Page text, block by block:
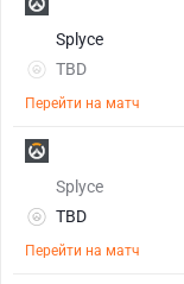
Splyce
TBD
Перейти на матч
Splyce
TBD
Перейти на матч